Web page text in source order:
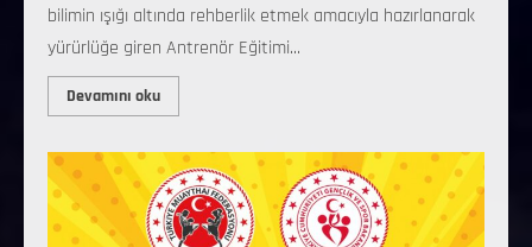
bilimin ışığı altında rehberlik etmek amacıyla hazırlanarak
yürürlüğe giren Antrenör Eğitimi...
Devamını oku